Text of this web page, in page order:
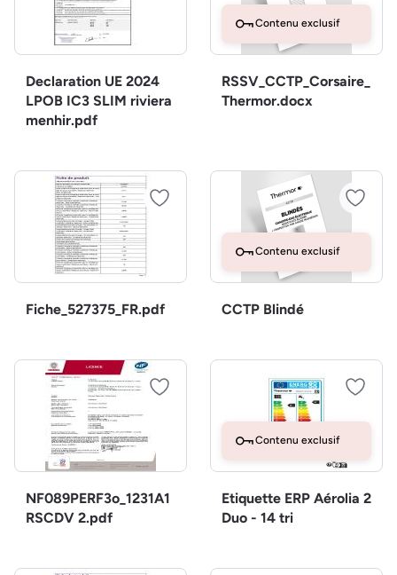
Declaration UE 2024
LPOB IC3 SLIM riviera
menhir.pdf
Contenu exclusif
RSSV_CCTP_Corsaire_
Thermor.docx
Fiche_527375_FR.pdf
Contenu exclusif
CCTP Blindé
NF089PERF3o_1231A1
RSCDV 2.pdf
Contenu exclusif
Etiquette ERP Aérolia 2
Duo - 14 tri